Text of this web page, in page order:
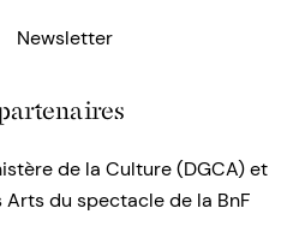
Newsletter
de la Culture (DGCA) et
du spectacle de la BnF